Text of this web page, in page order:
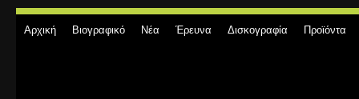
Αρχική Βιογραφικό Νέα Έρευνα Δισκογραφία Προϊόντα